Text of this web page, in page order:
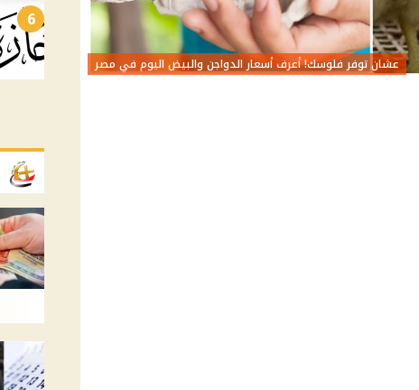
عشان توفر فلوسك! أعرف أسعار الدواجن والبيض اليوم في مصر
6